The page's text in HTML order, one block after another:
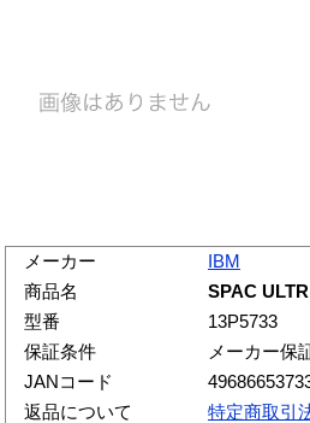
メーカー
IBM
商品名
SPAC
型番
13P5733
保証条件
メーカー保
JANコード
返品について
特定商取引